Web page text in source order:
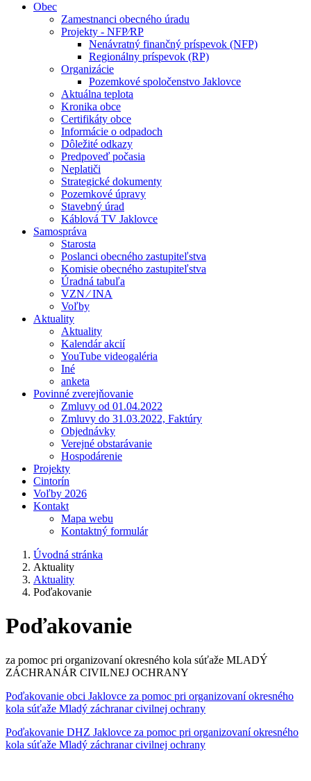
Obec
Zamestnanci obecného úradu
Projekty - NFP⁄RP
Nenávratný finančný príspevok (NFP)
Regionálny príspevok (RP)
Organizácie
Pozemkové spoločenstvo Jaklovce
Aktuálna teplota
Kronika obce
Certifikáty obce
Informácie o odpadoch
Dôležité odkazy
Predpoveď počasia
Neplatiči
Strategické dokumenty
Pozemkové úpravy
Stavebný úrad
Káblová TV Jaklovce
Samospráva
Starosta
Poslanci obecného zastupiteľstva
Komisie obecného zastupiteľstva
Úradná tabuľa
VZN ⁄ INA
Voľby
Aktuality
Aktuality
Kalendár akcií
YouTube videogaléria
Iné
anketa
Povinné zverejňovanie
Zmluvy od 01.04.2022
Zmluvy do 31.03.2022, Faktúry
Objednávky
Verejné obstarávanie
Hospodárenie
Projekty
Cintorín
Voľby 2026
Kontakt
Mapa webu
Kontaktný formulár
Úvodná stránka
Aktuality
Aktuality
Poďakovanie
Poďakovanie
za pomoc pri organizovaní okresného kola súťaže MLADÝ
ZÁCHRANÁR CIVILNEJ OCHRANY
Poďakovanie obci Jaklovce za pomoc pri organizovaní okresného
kola súťaže Mladý záchranar civilnej ochrany
Poďakovanie DHZ Jaklovce za pomoc pri organizovaní okresného
kola súťaže Mladý záchranar civilnej ochrany